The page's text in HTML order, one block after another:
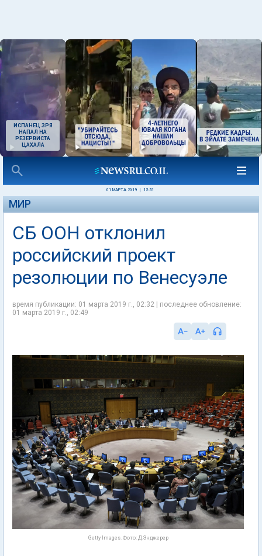
ИСПАНЕЦ ЗРЯ
НАПАЛ НА
РЕЗЕРВИСТА
ЦАХАЛА
01 МАРТА 2019 12:51
МИР
СБ ООН отклонил
российский проект
резолюции по Венесуэле
время публикации: 01 марта 2019 г., 02:32 | последнее обновление:
01 марта 2019 г., 02:49
Getty Images. Фото: Д.Энджерер